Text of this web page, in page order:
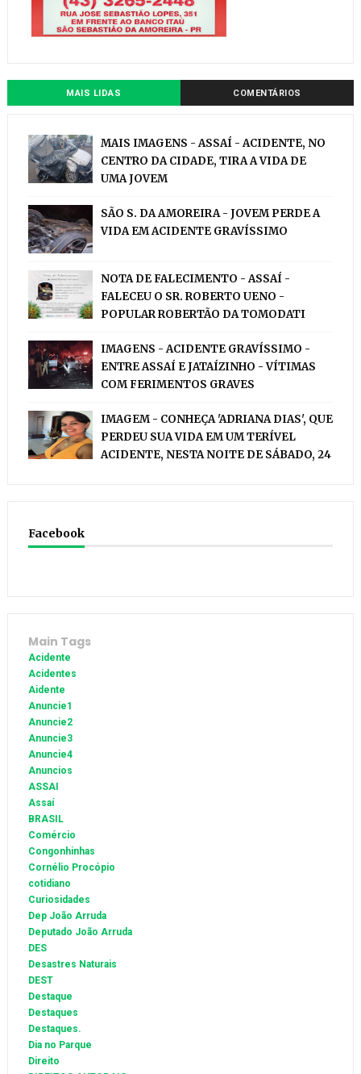
MAIS LIDAS COMENTÁRIOS
MAIS IMAGENS - ASSAÍ - ACIDENTE, NO
CENTRO DA CIDADE, TIRA A VIDA DE
UMA JOVEM
SÃO S. DA AMOREIRA - JOVEM PERDE A
VIDA EM ACIDENTE GRAVÍSSIMO
NOTA DE FALECIMENTO - ASSAÍ -
FALECEU O SR. ROBERTO UENO -
POPULAR ROBERTÃO DA TOMODATI
IMAGENS - ACIDENTE GRAVÍSSIMO -
ENTRE ASSAÍ E JATAÍZINHO - VÍTIMAS
COM FERIMENTOS GRAVES
IMAGEM - CONHEÇA 'ADRIANA DIAS', QUE
PERDEU SUA VIDA EM UM TERÍVEL
ACIDENTE, NESTA NOITE DE SÁBADO, 24
Facebook
Main Tags
Acidente
Acidentes
Aidente
Anuncie1
Anuncie2
Anuncie3
Anuncie4
Anuncios
ASSAI
Assaí
BRASIL
Comércio
Congonhinhas
Cornélio Procópio
cotidiano
Curiosidades
Dep João Arruda
Deputado João Arruda
DES
Desastres Naturais
DEST
Destaque
Destaques
Destaques.
Dia no Parque
Direito